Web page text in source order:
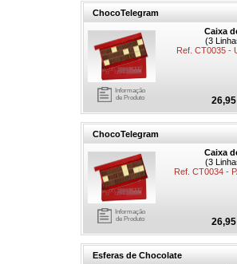
ChocoTelegram
Informação
de Produto
Caixa
(3
Ref. CT0035 -
ChocoTelegram
Informação
de Produto
Caixa
(3
Ref. CT0034 -
Esferas de Chocolate